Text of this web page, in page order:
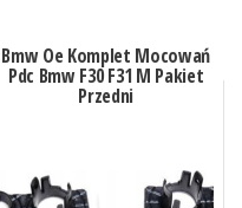
Bmw Oe Komplet Mocowań
Pdc Bmw F30 F31 M Pakiet
Przedni